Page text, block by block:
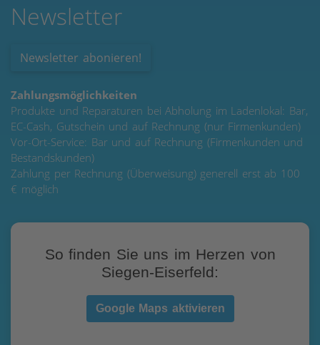
Newsletter
Newsletter abonieren!
Zahlungsmöglichkeiten
Produkte und Reparaturen bei Abholung im Ladenlokal: Bar,
EC-Cash, Gutschein und auf Rechnung (nur Firmenkunden)
Vor-Ort-Service: Bar und auf Rechnung (Firmenkunden und
Bestandskunden)
Zahlung per Rechnung (Überweisung) generell erst ab 100
€ möglich
So finden Sie uns im Herzen von
Siegen-Eiserfeld:
Google Maps aktivieren